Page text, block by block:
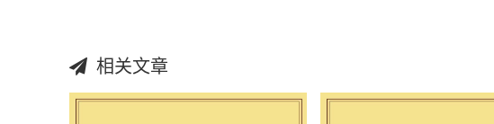
相关文章